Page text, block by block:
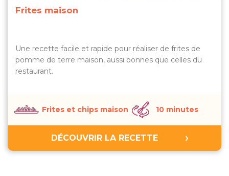
Frites maison
Une recette facile et rapide pour réaliser de frites de
pomme de terre maison, aussi bonnes que celles du
restaurant.
Frites et chips maison 10 minutes
DÉCOUVRIR LA RECETTE